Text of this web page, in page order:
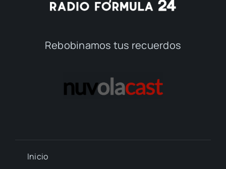
Rebobinamos tus recuerdos
Inicio